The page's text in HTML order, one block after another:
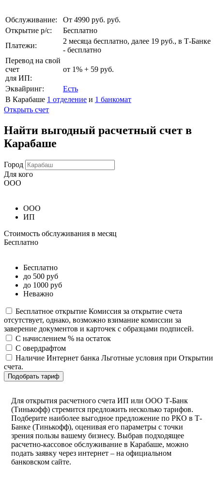
Обслуживание:
От 4990 руб. руб.
Открытие р/с:
Бесплатно
Платежи:
2 месяца бесплатно, далее 19 руб., в Т‑Банке
- бесплатно
Перевод на свой
счет
для ИП:
от 1% + 59 руб.
Эквайринг:
Есть
В Карабаше 1 отделение и 1 банкомат
Открыть счет
Найти выгодный расчетный счет в
Карабаше
Город
Для кого
ООО
ООО
ИП
Стоимость обслуживания в месяц
Бесплатно
Бесплатно
до 500 руб
до 1000 руб
Неважно
Бесплатное открытие Комиссия за открытие счета
отсутствует, однако, возможно взимание комиссии за
заверение документов и карточек с образцами подписей.
С начислением % на остаток
С овердрафтом
Наличие Интернет банка Льготные условия при Открытии
счета.
Подобрать тариф
Для открытия расчетного счета ИП или ООО Т-Банк
(Тинькофф) стремится предложить несколько тарифов.
Подберите наиболее выгодное предложение по РКО в Т-
Банке (Тинькофф), оценивая его параметры с точки
зрения пользы вашему бизнесу. Выбрав подходящее
расчетно-кассовое обслуживание в Карабаше, можно
подать заявку через интернет – на официальном
банковском сайте.